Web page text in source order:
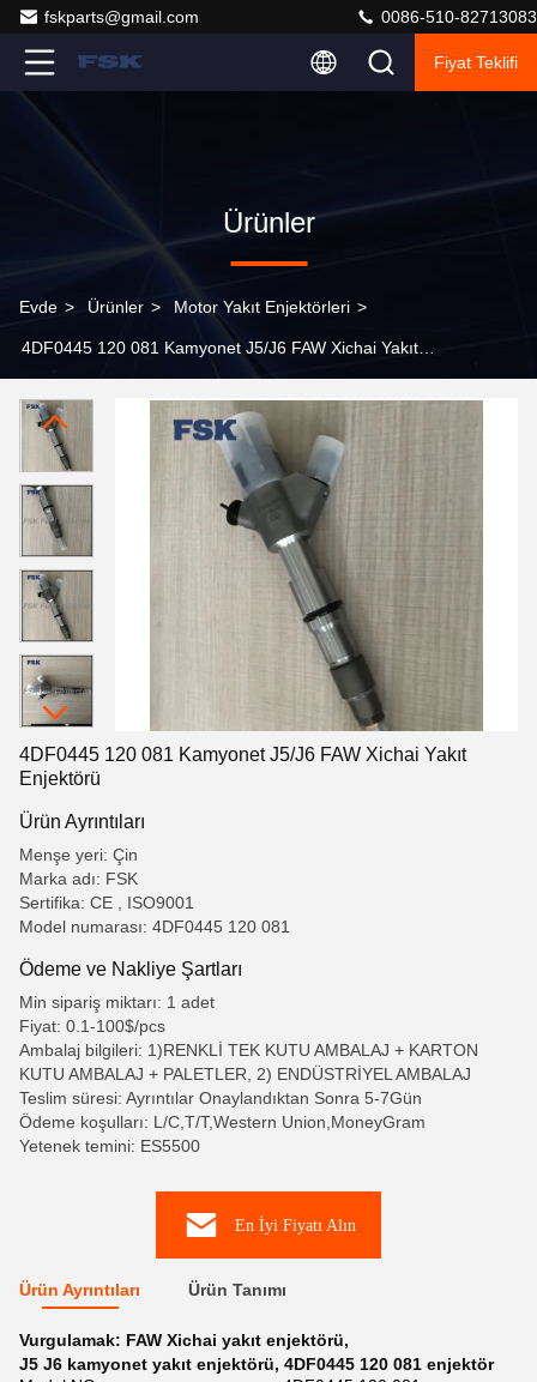
fskparts@gmail.com 0086-510-82713083
Fiyat Teklifi
Ürünler
Evde > Ürünler > Motor Yakıt Enjektörleri >
4DF0445 120 081 Kamyonet J5/J6 FAW Xichai Yakıt
4DF0445 120 081 Kamyonet J5/J6 FAW Xichai Yakıt
Enjektörü
Ürün Ayrıntıları
Menşe yeri: Çin
Marka adı: FSK
Sertifika: CE , ISO9001
Model numarası: 4DF0445 120 081
Ödeme ve Nakliye Şartları
Min sipariş miktarı: 1 adet
Fiyat: 0.1-100$/pcs
Ambalaj bilgileri: 1)RENKLİ TEK KUTU AMBALAJ + KARTON
KUTU AMBALAJ + PALETLER, 2) ENDÜSTRİYEL AMBALAJ
Teslim süresi: Ayrıntılar Onaylandıktan Sonra 5-7Gün
Ödeme koşulları: L/C,T/T,Western Union,MoneyGram
Yetenek temini: ES5500
En İyi Fiyatı Alın
Ürün Ayrıntıları Ürün Tanımı
Vurgulamak: FAW Xichai yakıt enjektörü,
J5 J6 kamyonet yakıt enjektörü, 4DF0445 120 081 enjektör